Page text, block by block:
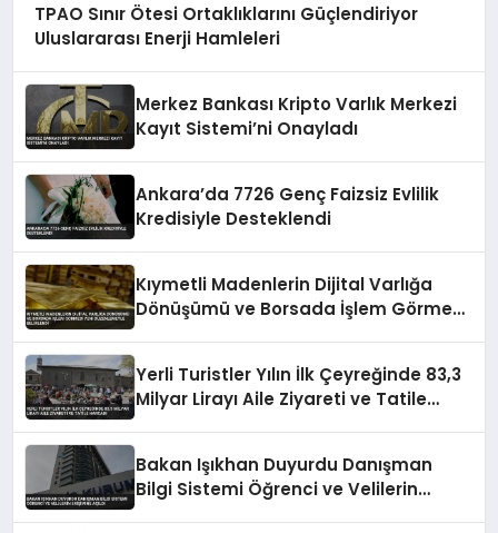
TPAO Sınır Ötesi Ortaklıklarını Güçlendiriyor
Uluslararası Enerji Hamleleri
Merkez Bankası Kripto Varlık Merkezi
Kayıt Sistemi’ni Onayladı
Ankara’da 7726 Genç Faizsiz Evlilik
Kredisiyle Desteklendi
Kıymetli Madenlerin Dijital Varlığa
Dönüşümü ve Borsada İşlem Görmesi
Yerli Turistler Yılın İlk Çeyreğinde 83,3
Milyar Lirayı Aile Ziyareti ve Tatile
Bakan Işıkhan Duyurdu Danışman
Bilgi Sistemi Öğrenci ve Velilerin